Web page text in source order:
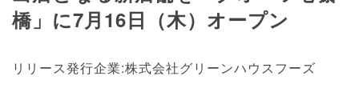
橋」に7月16日（木）オープン
リリース発行企業:株式会社グリーンハウスフーズ